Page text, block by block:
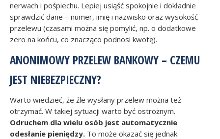
nerwach i pośpiechu. Lepiej usiąść spokojnie i dokładnie
sprawdzić dane – numer, imię i nazwisko oraz wysokość
przelewu (czasami można się pomylić, np. o dodatkowe
zero na końcu, co znacząco podnosi kwotę).
ANONIMOWY PRZELEW BANKOWY – CZEMU
JEST NIEBEZPIECZNY?
Warto wiedzieć, że źle wysłany przelew można też
otrzymać. W takiej sytuacji warto być ostrożnym.
Odruchem dla wielu osób jest automatycznie
odesłanie pieniędzy. To może okazać się jednak